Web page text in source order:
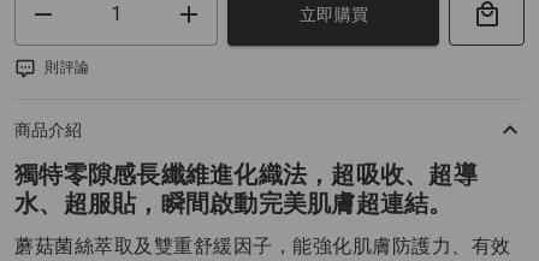
立即購買
則評論
商品介紹
獨特零隙感長纖維進化織法，超吸收、超導
水、超服貼，瞬間啟動完美肌膚超連結。
蘑菇菌絲萃取及雙重舒緩因子，能強化肌膚防護力、有效